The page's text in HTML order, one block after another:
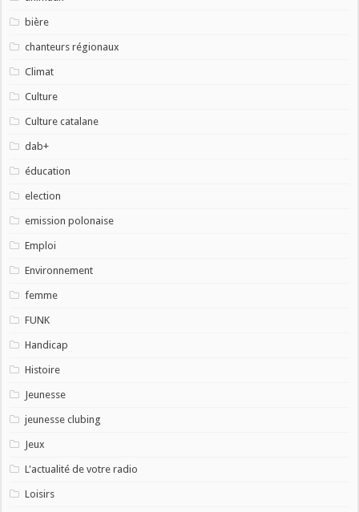
bière
chanteurs régionaux
Climat
Culture
Culture catalane
dab+
éducation
election
emission polonaise
Emploi
Environnement
femme
FUNK
Handicap
Histoire
Jeunesse
jeunesse clubing
Jeux
L'actualité de votre radio
Loisirs